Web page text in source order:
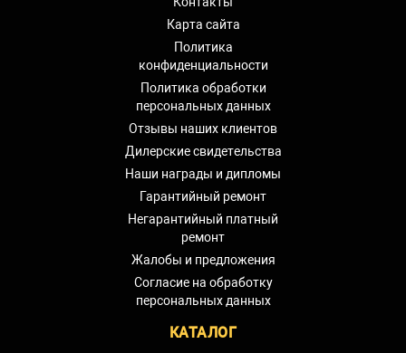
Карта сайта
Политика
конфиденциальности
Политика обработки
персональных данных
Отзывы наших клиентов
Дилерские свидетельства
Наши награды и дипломы
Гарантийный ремонт
Негарантийный платный
ремонт
Жалобы и предложения
Согласие на обработку
персональных данных
КАТАЛОГ